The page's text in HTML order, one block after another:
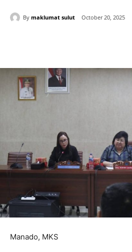
By maklumat sulut October 20, 2025
Manado, MKS